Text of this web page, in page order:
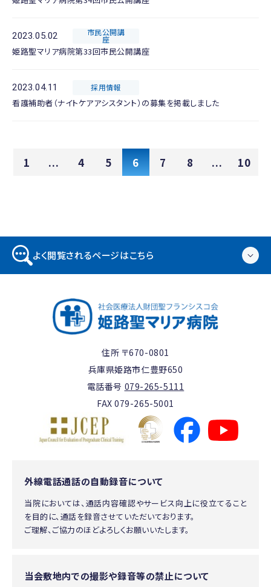
2023.05.02 市民公開講
座
姫路聖マリア病院第33回市民公開講座
2023.04.11 採用情報
看護補助者（ナイトケアアシスタント）の募集を掲載しました
1 ... 4 5 6 7 8 ... 10
よく閲覧されるページはこちら
住所 〒670-0801
兵庫県姫路市仁豊野650
電話番号 079-265-5111
FAX 079-265-5001
外線電話通話の自動録音について
当院においては、通話内容確認やサービス向上に役立てること
を目的に、通話を録音させていただいております。
ご理解、ご協力のほどよろしくお願いいたします。
当会敷地内での撮影や録音等の禁止について